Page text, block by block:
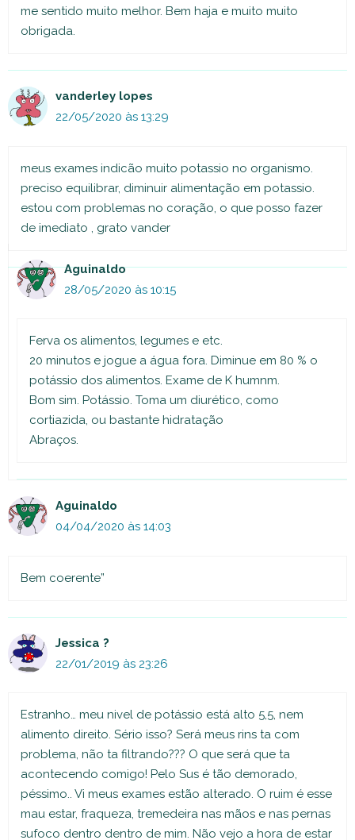
me sentido muito melhor. Bem haja e muito muito
obrigada.
vanderley lopes
22/05/2020 às 13:29
meus exames indicão muito potassio no organismo.
preciso equilibrar, diminuir alimentação em potassio.
estou com problemas no coração, o que posso fazer
de imediato , grato vander
Aguinaldo
28/05/2020 às 10:15
Ferva os alimentos, legumes e etc.
20 minutos e jogue a água fora. Diminue em 80 % o
potássio dos alimentos. Exame de K humnm.
Bom sim. Potássio. Toma um diurético, como
cortiazida, ou bastante hidratação
Abraços.
Aguinaldo
04/04/2020 às 14:03
Bem coerente”
Jessica ?
22/01/2019 às 23:26
Estranho… meu nivel de potássio está alto 5,5, nem
alimento direito. Sério isso? Será meus rins ta com
problema, não ta filtrando??? O que será que ta
acontecendo comigo! Pelo Sus é tão demorado,
péssimo.. Vi meus exames estão alterado. O ruim é esse
mau estar, fraqueza, tremedeira nas mãos e nas pernas
sufoco dentro dentro de mim. Não vejo a hora de estar